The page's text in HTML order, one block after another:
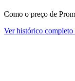
Como o preço de
Ver histórico completo